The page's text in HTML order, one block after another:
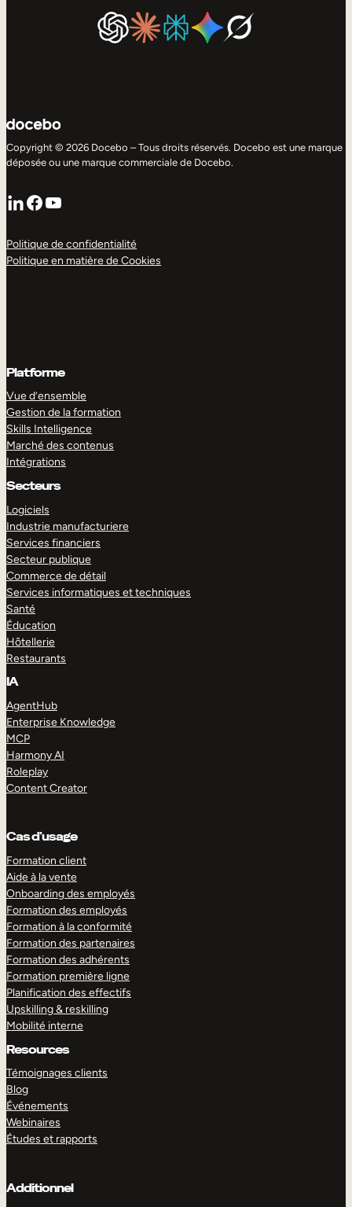
Copyright © 2026 Docebo – Tous droits réservés. Docebo est une marque
déposée ou une marque commerciale de Docebo.
LinkedIn
Facebook
YouTube
Politique de confidentialité
Politique en matière de Cookies
Platforme
Vue d’ensemble
Gestion de la formation
Skills Intelligence
Marché des contenus
Intégrations
Secteurs
Logiciels
Industrie manufacturiere
Services financiers
Secteur publique
Commerce de détail
Services informatiques et techniques
Santé
Éducation
Hôtellerie
Restaurants
IA
AgentHub
Enterprise Knowledge
MCP
Harmony AI
Roleplay
Content Creator
Cas d’usage
Formation client
Aide à la vente
Onboarding des employés
Formation des employés
Formation à la conformité
Formation des partenaires
Formation des adhérents
Formation première ligne
Planification des effectifs
Upskilling & reskilling
Mobilité interne
Resources
Témoignages clients
Blog
Événements
Webinaires
Études et rapports
Additionnel